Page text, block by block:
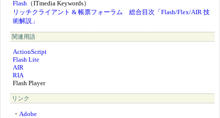
Flash （ITmedia Keywords）
リッチクライアント & 帳票フォーラム 総合目次「Flash/Flex/AIR 技
術解説」
関連用語
ActionScript
Flash Lite
AIR
RIA
Flash Player
リンク
・ Adobe